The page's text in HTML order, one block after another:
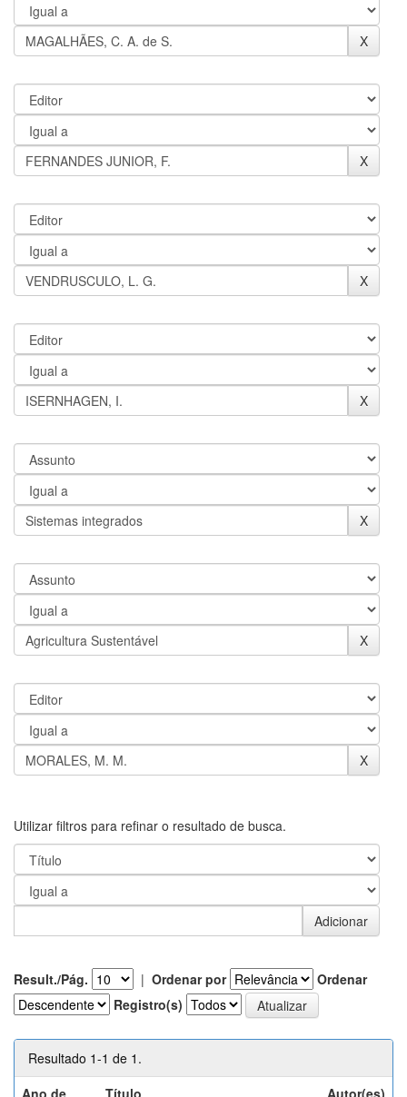
Utilizar filtros para refinar o resultado de busca.
Result./Pág. | Ordenar por
Ordenar
Registro(s)
Resultado 1-1 de 1.
Ano de
Título Autor(es)